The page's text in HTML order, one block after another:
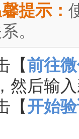
提示：
。
【前往
然后输
【开始